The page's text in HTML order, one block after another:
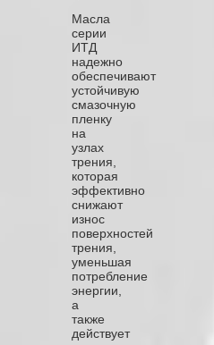
Масла
серии
ИТД
надежно
обеспечивают
устойчивую
смазочную
пленку
на
узлах
трения,
которая
эффективно
снижают
износ
поверхностей
трения,
уменьшая
потребление
энергии,
а
также
действует